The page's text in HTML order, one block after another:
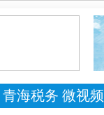
青海税务 微视频